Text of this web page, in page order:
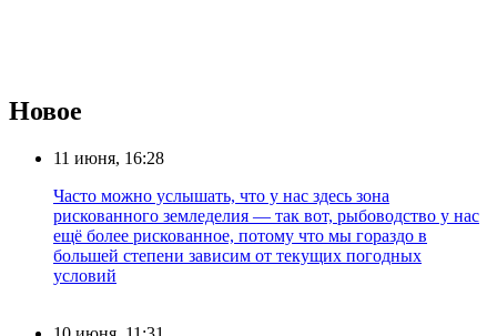
Новое
11 июня, 16:28
Часто можно услышать, что у нас здесь зона
рискованного земледелия — так вот, рыбоводство у нас
ещё более рискованное, потому что мы гораздо в
большей степени зависим от текущих погодных
условий